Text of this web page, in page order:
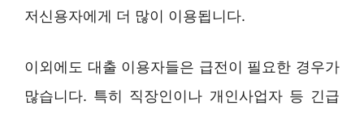
저신용자에게 더 많이 이용됩니다.
이외에도 대출 이용자들은 급전이 필요한 경우가
많습니다. 특히 직장인이나 개인사업자 등 긴급